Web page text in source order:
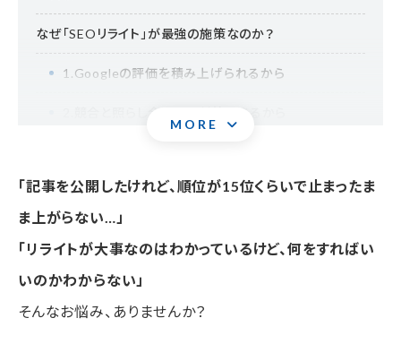
MORE
なぜ「SEOリライト」が最強の施策なのか？
1.Googleの評価を積み上げられるから
2.競合と照らし合わせて対策できるから
【目的別】SEOリライトで狙いたい効果と具体的な対応策
目的2：ユーザーエンゲージメント（CVR・滞在時間）
の向上
「記事を公開したけれど、順位が15位くらいで止まったま
ま上がらない…」
「リライトが大事なのはわかっているけど、何をすればい
いのかわからない」
そんなお悩み、ありませんか？